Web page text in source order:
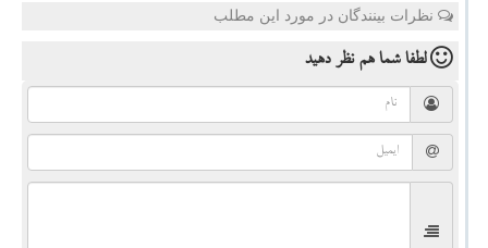
نظرات بینندگان در مورد این مطلب
لطفا شما همنظر دهید